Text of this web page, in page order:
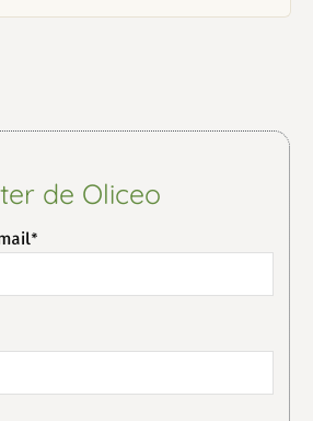
de Oliceo